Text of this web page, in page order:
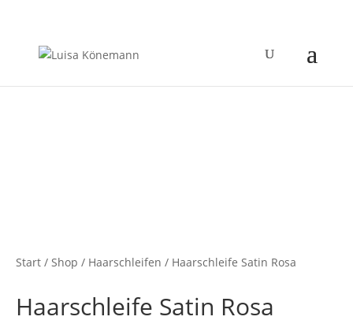
Start / Shop / Haarschleifen / Haarschleife Satin Rosa
Haarschleife Satin Rosa